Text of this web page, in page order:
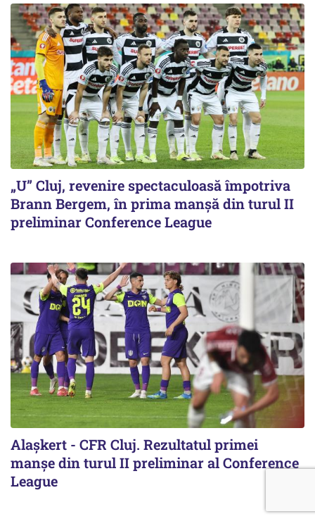
„U” Cluj, revenire spectaculoasă împotriva
Brann Bergem, în prima manșă din turul II
preliminar Conference League
Alaşkert - CFR Cluj. Rezultatul primei
manșe din turul II preliminar al Conference
League